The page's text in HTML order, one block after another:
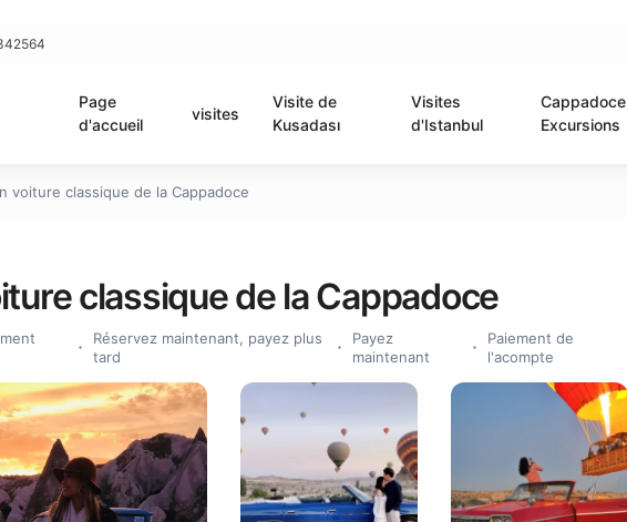
Page
d'accueil
visites
Visite de
Kusadası
Visites
d'Istanbul
Cappadoce
Excursions
voiture classique de la Cappadoce
classique de la Cappadoce
Réservez maintenant, payez plus
tard
Payez
maintenant
Paiement de
l'acompte